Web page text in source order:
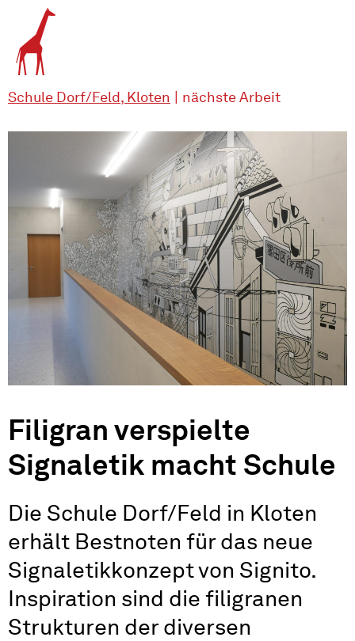
Schule Dorf/Feld, Kloten nächste Arbeit
Filigran verspielte
Signaletik macht Schule
Die Schule Dorf/Feld in Kloten
erhält Bestnoten für das neue
Signaletikkonzept von Signito.
Inspiration sind die filigranen
Strukturen der diversen